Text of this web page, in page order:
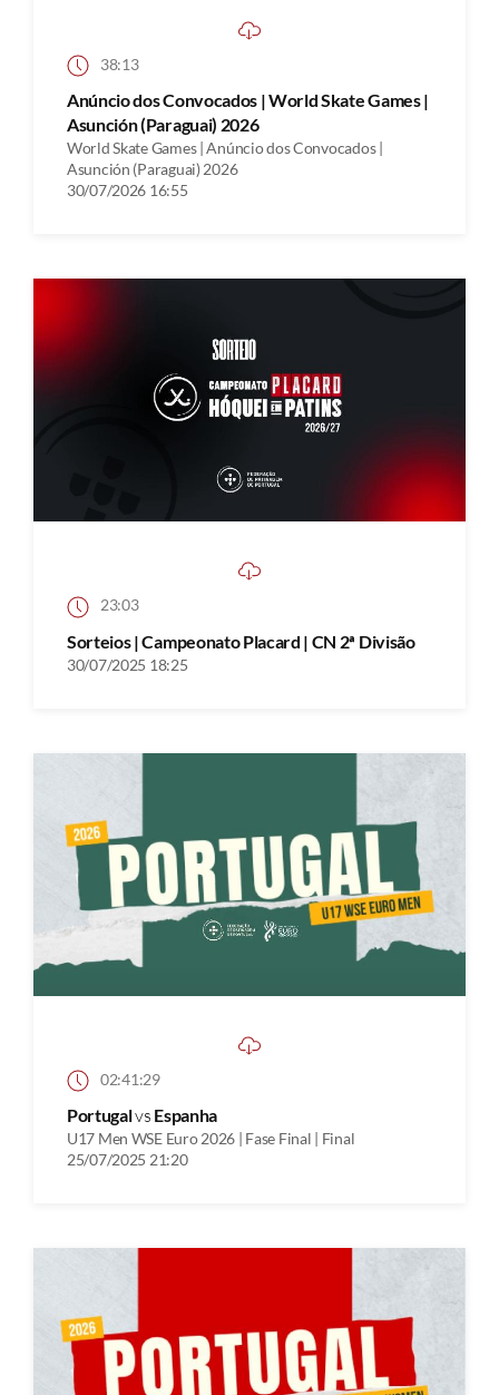
38:13
Anúncio dos Convocados | World Skate Games |
Asunción (Paraguai) 2026
World Skate Games | Anúncio dos Convocados |
Asunción (Paraguai) 2026
30/07/2026 16:55
23:03
Sorteios | Campeonato Placard | CN 2ª Divisão
30/07/2025 18:25
02:41:29
Portugalvs Espanha
U17 Men WSE Euro 2026 | Fase Final | Final
25/07/2025 21:20